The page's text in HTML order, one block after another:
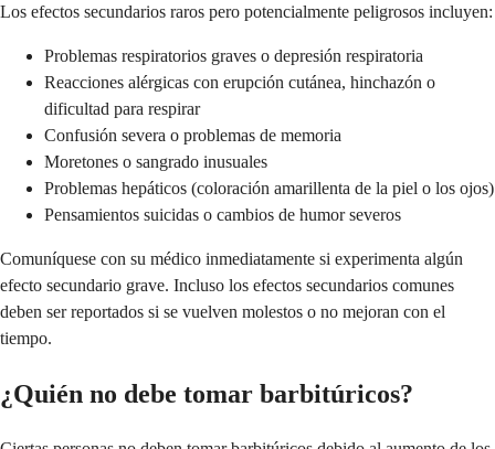
Los efectos secundarios raros pero potencialmente peligrosos incluyen:
Problemas respiratorios graves o depresión respiratoria
Reacciones alérgicas con erupción cutánea, hinchazón o
dificultad para respirar
Confusión severa o problemas de memoria
Moretones o sangrado inusuales
Problemas hepáticos (coloración amarillenta de la piel o los ojos)
Pensamientos suicidas o cambios de humor severos
Comuníquese con su médico inmediatamente si experimenta algún
efecto secundario grave. Incluso los efectos secundarios comunes
deben ser reportados si se vuelven molestos o no mejoran con el
tiempo.
¿Quién no debe tomar barbitúricos?